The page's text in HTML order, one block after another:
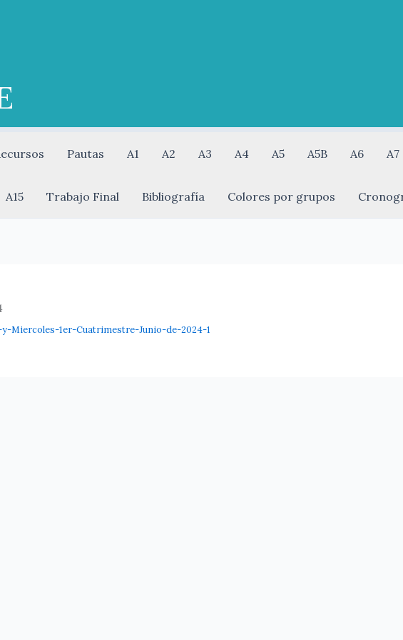
Pautas A1 A2 A3 A4 A5 A5B A6 A7
A15 Trabajo Final Bibliografía Colores por grupos
Miercoles-1er-Cuatrimestre-Junio-de-2024-1